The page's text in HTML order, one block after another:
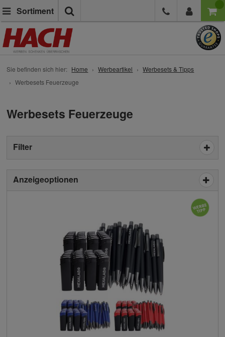
Sortiment
Sie befinden sich hier: Home Werbeartikel
Werbesets & Tipps
Werbesets Feuerzeuge
Werbesets Feuerzeuge
Filter
Anzeigeoptionen